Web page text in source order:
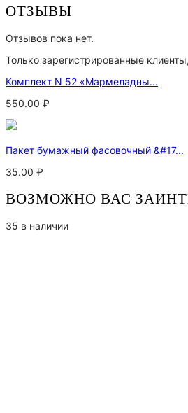
ОТЗЫВЫ
Отзывов пока нет.
Только зарегистрированные
Комплект N 52 «Мармеладны...
550.00 ₽
Пакет бумажный фасовочный &#17...
35.00 ₽
ВОЗМОЖНО ВАС
35 в наличии